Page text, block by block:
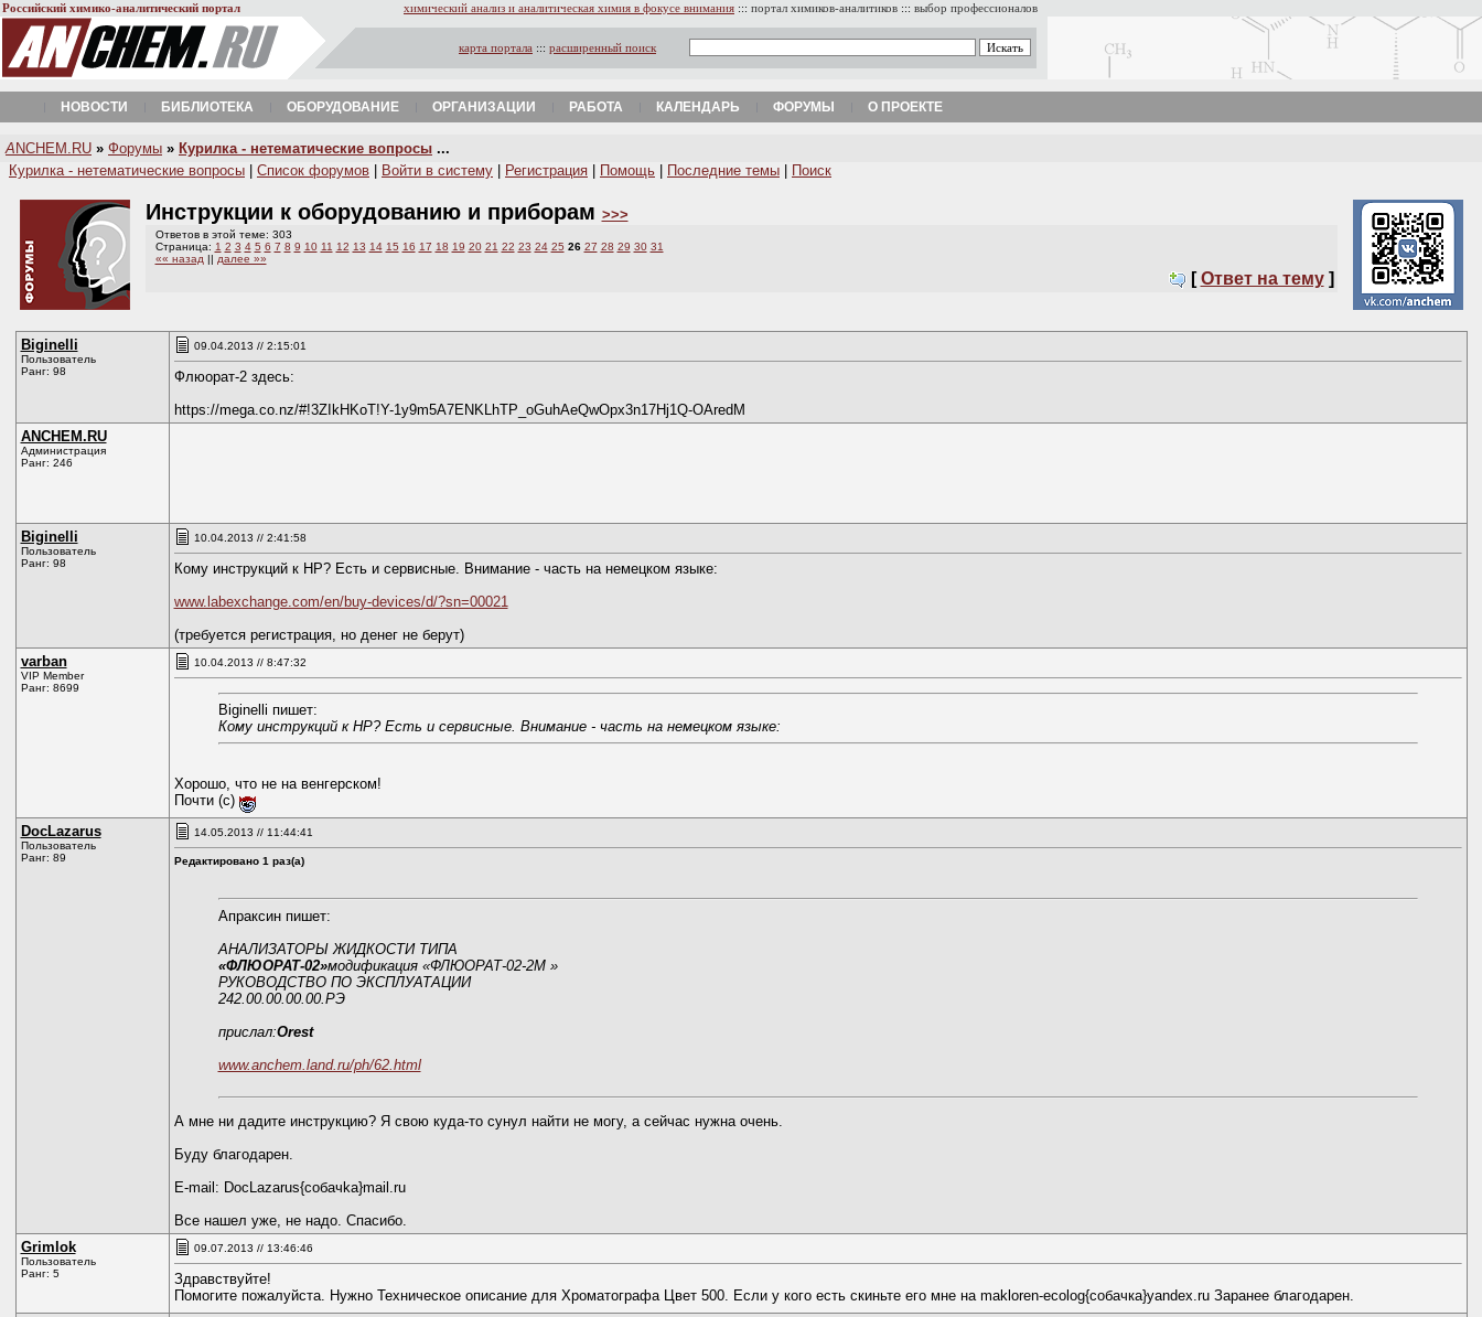
Российский химико-аналитический портал химический анализ и аналитическая химия в фокусе внимания ::: портал химиков-аналитиков ::: выбор профессионалов
карта портала ::: расширенный поиск
НОВОСТИ БИБЛИОТЕКА ОБОРУДОВАНИЕ ОРГАНИЗАЦИИ РАБОТА КАЛЕНДАРЬ ФОРУМЫ О ПРОЕКТЕ
A NCHEM.RU » Форумы » Курилка - нетематические вопросы ...
Курилка - нетематические вопросы
Список форумов Войти в систему Регистрация Помощь Последние темы Поиск
Инструкции к оборудованию и приборам >>>
Ответов в этой теме: 303
Страница: 1 2 3 4 5 6 7 8 9 10 11 12 13 14 15 16 17 18 19 20 21 22 23 24 25 26 27 28 29 30 31
«« назад || далее »»
[ Ответ на тему ]
Biginelli
Пользователь
Ранг: 98
09.04.2013 // 2:15:01
Флюорат-2 здесь:
https://mega.co.nz/#!3ZIkHKoT!Y-1y9m5A7ENKLhTP_oGuhAeQwOpx3n17Hj1Q-OAredM
ANCHEM.RU
Администрация
Ранг: 246
Biginelli
Пользователь
Ранг: 98
10.04.2013 // 2:41:58
Кому инструкций к НР? Есть и сервисные. Внимание - часть на немецком языке:
www.labexchange.com/en/buy-devices/d/?sn=00021
(требуется регистрация, но денег не берут)
varban
VIP Member
Ранг: 8699
10.04.2013 // 8:47:32
Biginelli пишет:
Кому инструкций к НР? Есть и сервисные. Внимание - часть на немецком языке:
Хорошо, что не на венгерском!
Почти (с)
DocLazarus
Пользователь
Ранг: 89
14.05.2013 // 11:44:41
Редактировано 1 раз(а)
Апраксин пишет:
АНАЛИЗАТОРЫ ЖИДКОСТИ ТИПА
«ФЛЮОРАТ-02»модификация «ФЛЮОРАТ-02-2М »
РУКОВОДСТВО ПО ЭКСПЛУАТАЦИИ
242.00.00.00.00.РЭ
прислал:Orest
www.anchem.land.ru/ph/62.html
А мне ни дадите инструкцию? Я свою куда-то сунул найти не могу, а сейчас нужна очень.
Буду благодарен.
E-mail: DocLazarus{coбaчkа}mail.ru
Все нашел уже, не надо. Спасибо.
Grimlok
Пользователь
Ранг: 5
09.07.2013 // 13:46:46
Здравствуйте!
Помогите пожалуйста. Нужно Техническое описание для Хроматографа Цвет 500. Если у кого есть скиньте его мне на makloren-ecolog{собачка}yandex.ru Заранее благодарен.